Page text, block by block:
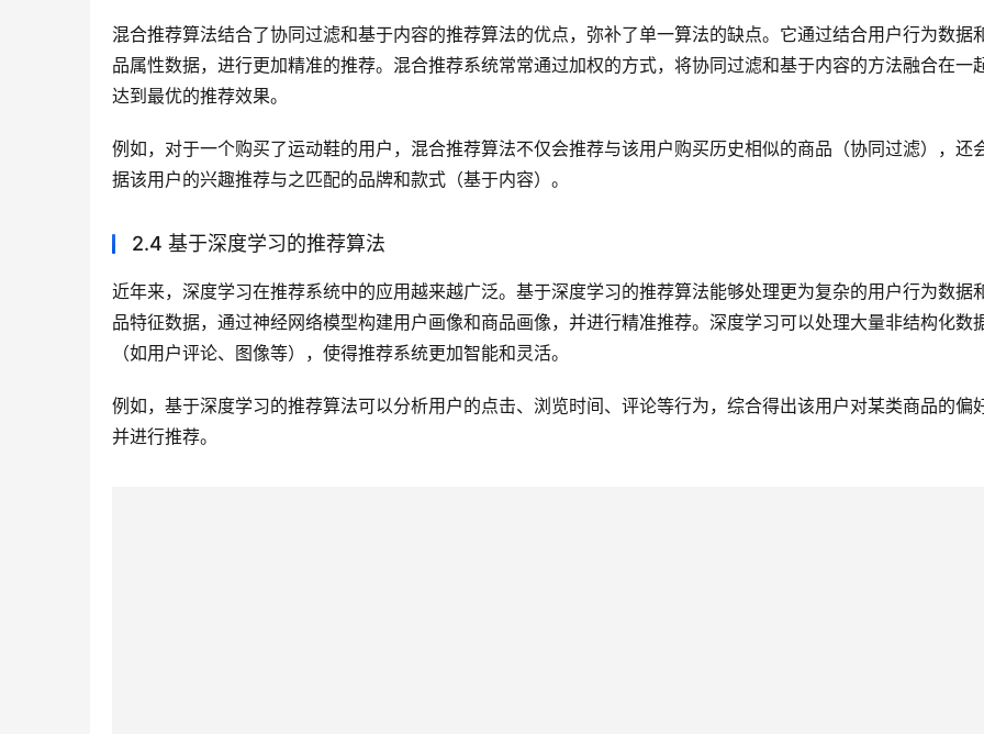
混合推荐算法结合了协同过滤和基于内容的推荐算法的优点，弥补了单一算法的缺点。它通过结合用户行为数据
品属性数据，进行更加精准的推荐。混合推荐系统常常通过加权的方式，将协同过滤和基于内容的方法融合在一起
达到最优的推荐效果。
例如，对于一个购买了运动鞋的用户，混合推荐算法不仅会推荐与该用户购买历史相似的商品（协同过滤），还
据该用户的兴趣推荐与之匹配的品牌和款式（基于内容）。
2.4 基于深度学习的推荐算法
近年来，深度学习在推荐系统中的应用越来越广泛。基于深度学习的推荐算法能够处理更为复杂的用户行为数据
品特征数据，通过神经网络模型构建用户画像和商品画像，并进行精准推荐。深度学习可以处理大量非结构化数
（如用户评论、图像等），使得推荐系统更加智能和灵活。
例如，基于深度学习的推荐算法可以分析用户的点击、浏览时间、评论等行为，综合得出该用户对某类商品的偏好
并进行推荐。